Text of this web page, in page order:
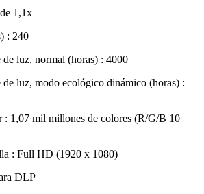
1,1x
: 240
luz, normal (horas) : 4000
luz, modo ecológico dinámico (horas) :
: 1,07 mil millones de colores (R/G/B 10
: Full HD (1920 x 1080)
DLP